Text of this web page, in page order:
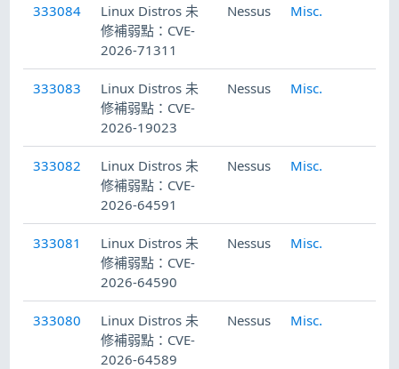
333084
Linux Distros 未
修補弱點：CVE-
2026-71311
Nessus Misc.
333083
Linux Distros 未
修補弱點：CVE-
2026-19023
Nessus Misc.
333082
Linux Distros 未
修補弱點：CVE-
2026-64591
Nessus Misc.
333081
Linux Distros 未
修補弱點：CVE-
2026-64590
Nessus Misc.
333080
Linux Distros 未
修補弱點：CVE-
2026-64589
Nessus Misc.